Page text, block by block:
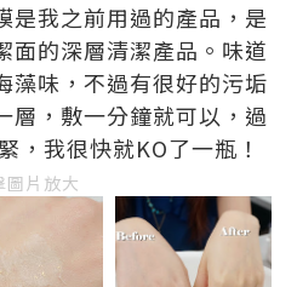
是我之前用過的產品，是
面的深層清潔產品。味道
藻味，不過有很好的污垢
層，敷一分鐘就可以，過
，我很快就KO了一瓶！
圖片放大